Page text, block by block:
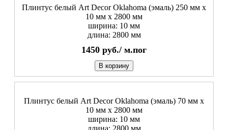
Плинтус белый Art Decor Oklahoma (эмаль) 250 мм х
10 мм х 2800 мм
ширина: 10 мм
длина: 2800 мм
1450 руб./ м.пог
В корзину
Плинтус белый Art Decor Oklahoma (эмаль) 70 мм х
10 мм х 2800 мм
ширина: 10 мм